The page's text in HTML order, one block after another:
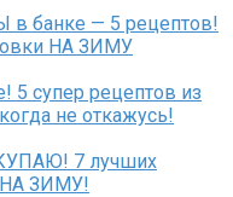
в банке — 5 рецептов!
НА ЗИМУ
супер рецептов из
не откажусь!
7 лучших
НА ЗИМУ!